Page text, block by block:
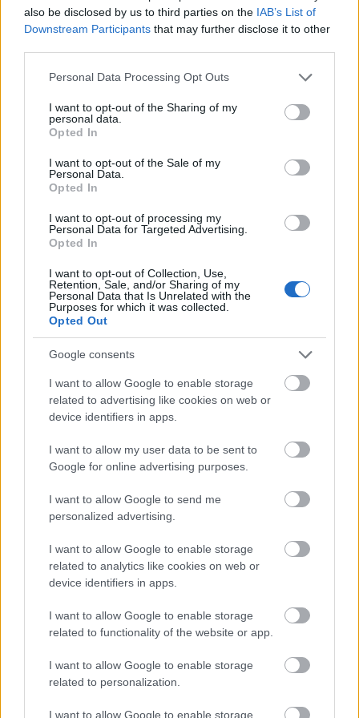
also be disclosed by us to third parties on the IAB’s List of
Downstream Participants that may further disclose it to other
Please note that this website/app uses one or more Google
not limited to your visit or usage behaviour. You may click to
grant or deny consent to Google and its third-party tags to
use your data for below specified purposes in below Google
consent section.
Personal Data Processing Opt Outs
I want to opt-out of the Sharing of my
personal data.
Opted In
I want to opt-out of the Sale of my
Personal Data.
Opted In
I want to opt-out of processing my
Personal Data for Targeted Advertising.
Opted In
I want to opt-out of Collection, Use,
Retention, Sale, and/or Sharing of my
Personal Data that Is Unrelated with the
Purposes for which it was collected.
Opted Out
Google consents
I want to allow Google to enable storage
related to advertising like cookies on web or
device identifiers in apps.
I want to allow my user data to be sent to
Google for online advertising purposes.
I want to allow Google to send me
personalized advertising.
I want to allow Google to enable storage
related to analytics like cookies on web or
device identifiers in apps.
I want to allow Google to enable storage
related to functionality of the website or app.
I want to allow Google to enable storage
related to personalization.
I want to allow Google to enable storage
Senki szigete (2014)
A Senki szigete az egyik legnagyobb sötét ló volt a
számomra az idei év magyar filmterméséből.
Egyrészt ezt az alkotást nem előzte meg semmilyen
fesztiválvisszhang, másrészt mindezek mellé sikerült
egy olyan semmitmondó előzetest összehozniuk az
alkotóknak, hogy az alapján…
A 10 legjobb Brad Pitt-film
•2014. október 17.
A Fury érkezése kapcsán úgy gondolom, hogy
aktuális kitárgyalni a címben említett témát. Brad
Pitt a mai amerikai filmipar egyik meglehetősen
érdekes szereplője, máris elmondom miért.
Bevallom, hogy sokáig én magam sem kedveltem őt
és hosszú ideig próbáltam elkerülni a…
"A film készen van és baszott jó lett"
- Argo 2 sajtótájékoztató
danialves•2014. október 17.
Ezekkel a szavakkal foglalta össze röviden és
tömören Árpa Attila az Argo 2 jelenlegi helyzetét.
Amely helyzet azért ettől egy fokkal bonyolultabb,
többek között ennek miértjeiről és mikéntjeiről is
esett szó a tegnap megejtett sajtótájékoztatón. A
legfontosabb információ…
Drága Elza! (2014)